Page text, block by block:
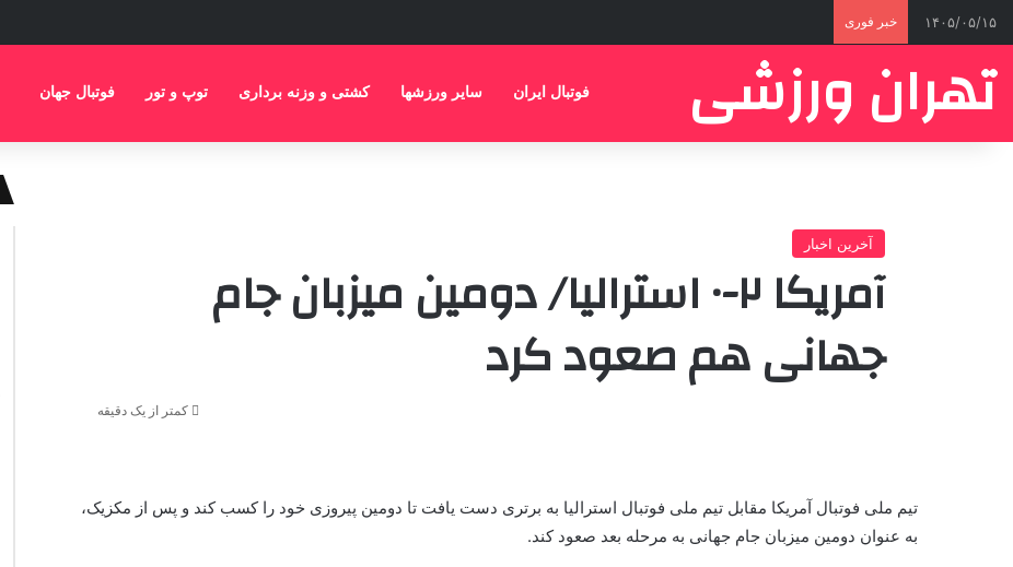
۱۴۰۵/۰۵/۱۵ خبر فوری
تهران ورزشی فوتبال ایران سایر ورزشها کشتی و وزنه برداری توپ و تور فوتبال جهان
آخرین اخبار
آمریکا ۲-۰ استرالیا/ دومین میزبان جام
جهانی هم صعود کرد
کمتر از یک دقیقه
تیم ملی فوتبال آمریکا مقابل تیم ملی فوتبال استرالیا به برتری دست یافت تا دومین پیروزی خود را کسب کند و پس از مکزیک،
به عنوان دومین میزبان جام جهانی به مرحله بعد صعود کند.